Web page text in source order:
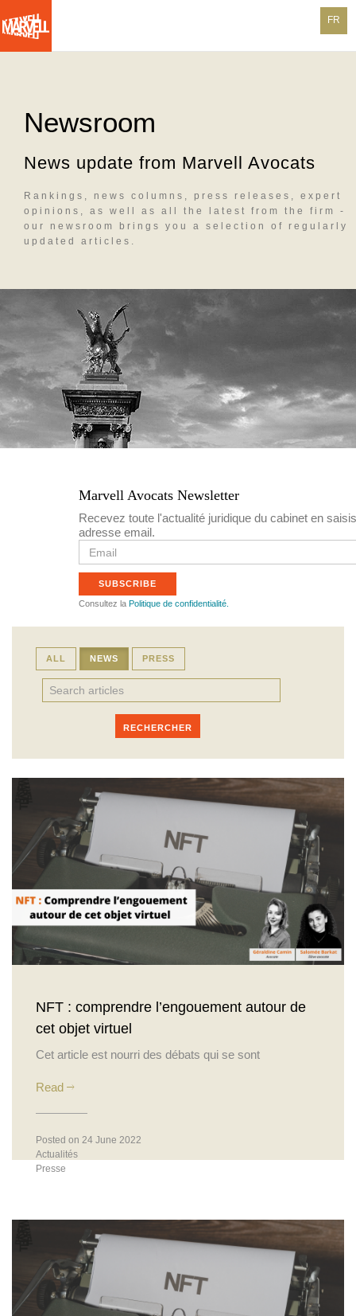
N
a
p
r
i
n
c
FR
Newsroom
News update from Marvell Avocats
Rankings, news columns, press releases, expert
opinions, as well as all the latest from the firm -
our newsroom brings you a selection of regularly
updated articles.
Marvell Avocats Newsletter
Recevez toute l'actualité juridique du cabinet en
adresse email.
a
l
SUBSCRIBE
Consultez la Politique de confidentialité.
ALL NEWS PRESS
RECHERCHER
NFT : comprendre l’engouement autour de
cet objet virtuel
Cet article est nourri des débats qui se sont
Read
Posted on 24 June 2022
Actualités
Presse